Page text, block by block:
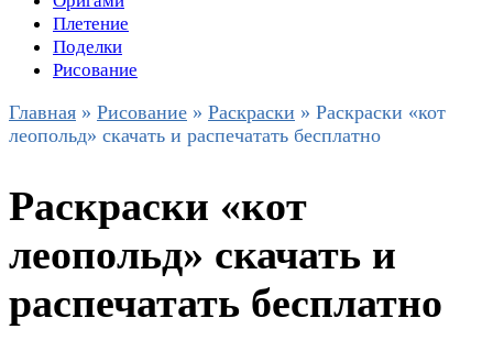
Плетение
Поделки
Рисование
Главная » Рисование » Раскраски » Раскраски «кот
леопольд» скачать и распечатать бесплатно
Раскраски «кот
леопольд» скачать и
распечатать бесплатно